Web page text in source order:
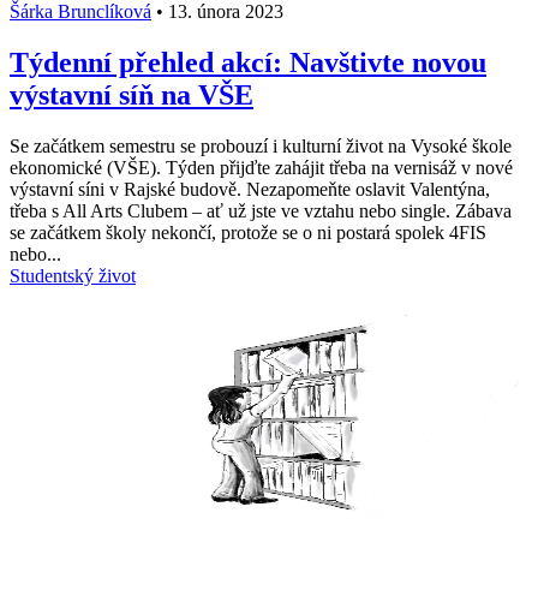
Šárka Brunclíková • 13. února 2023
Týdenní přehled akcí: Navštivte novou
výstavní síň na VŠE
Se začátkem semestru se probouzí i kulturní život na Vysoké škole
ekonomické (VŠE). Týden přijďte zahájit třeba na vernisáž v nové
výstavní síni v Rajské budově. Nezapomeňte oslavit Valentýna,
třeba s All Arts Clubem – ať už jste ve vztahu nebo single. Zábava
se začátkem školy nekončí, protože se o ni postará spolek 4FIS
nebo...
Studentský život